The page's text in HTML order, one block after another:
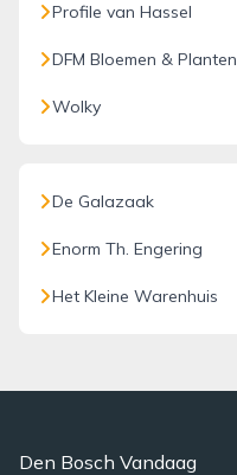
Profile van Hassel
DFM Bloemen & Planten
Wolky
De Galazaak
Enorm Th. Engering
Het Kleine Warenhuis
Den Bosch Vandaag